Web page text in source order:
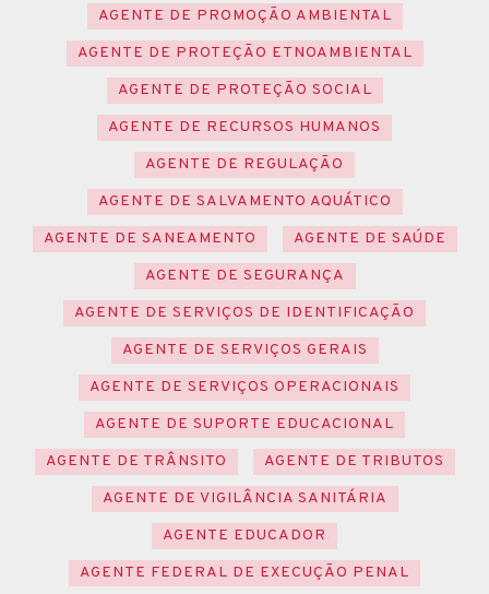
AGENTE DE PROMOÇÃO AMBIENTAL
AGENTE DE PROTEÇÃO ETNOAMBIENTAL
AGENTE DE PROTEÇÃO SOCIAL
AGENTE DE RECURSOS HUMANOS
AGENTE DE REGULAÇÃO
AGENTE DE SALVAMENTO AQUÁTICO
AGENTE DE SANEAMENTO
AGENTE DE SAÚDE
AGENTE DE SEGURANÇA
AGENTE DE SERVIÇOS DE IDENTIFICAÇÃO
AGENTE DE SERVIÇOS GERAIS
AGENTE DE SERVIÇOS OPERACIONAIS
AGENTE DE SUPORTE EDUCACIONAL
AGENTE DE TRÂNSITO
AGENTE DE TRIBUTOS
AGENTE DE VIGILÂNCIA SANITÁRIA
AGENTE EDUCADOR
AGENTE FEDERAL DE EXECUÇÃO PENAL